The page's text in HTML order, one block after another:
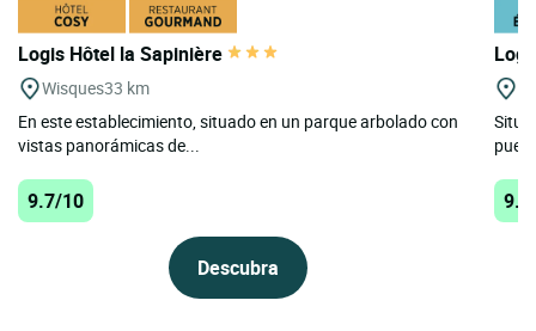
Logis Hôtel la Sapinière
Wisques33 km
En este establecimiento, situado en un parque arbolado con
vistas panorámicas de...
9.7/10
Descubra